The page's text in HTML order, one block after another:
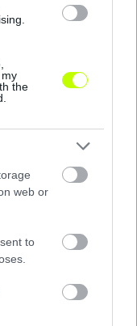
the
web or
to
megjelent
hozza közelebb
kapusának
személyben
magyarok is
egy
ma is büszkén